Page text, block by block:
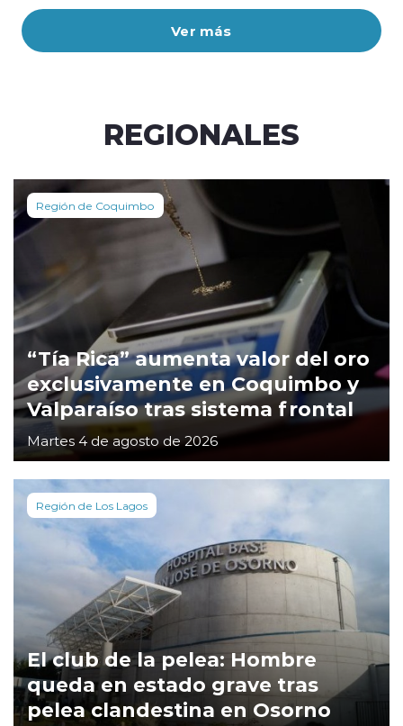
Ver más
REGIONALES
Región de Coquimbo
“Tía Rica” aumenta valor del oro
exclusivamente en Coquimbo y
Valparaíso tras sistema frontal
Martes 4 de agosto de 2026
Región de Los Lagos
El club de la pelea: Hombre
queda en estado grave tras
pelea clandestina en Osorno